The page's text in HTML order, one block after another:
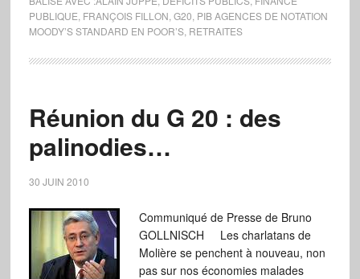
PUBLIQUE FRANÇOIS FILLON G20 PIB AGENCES DE NOTATION
MOODY’S STANDARD EN POOR’S, RETRAITES
Réunion du G 20 : des
palinodies…
30 JUIN 2010
Communiqué de Presse de Bruno
GOLLNISCH Les charlatans de
Molière se penchent à nouveau, non
pas sur nos économies malades